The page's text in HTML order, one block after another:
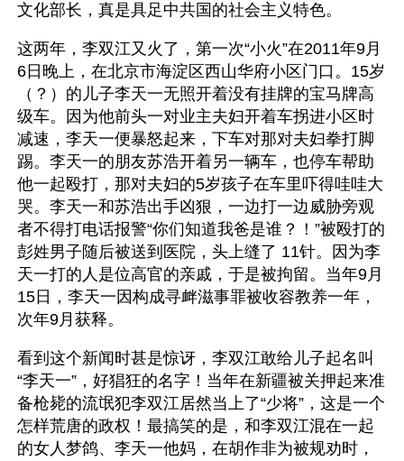
文化部长，真是具足中共国的社会主义特色。
这两年，李双江又火了，第一次“小火”在2011年9月
6日晚上，在北京市海淀区西山华府小区门口。15岁
（？）的儿子李天一无照开着没有挂牌的宝马牌高
级车。因为他前头一对业主夫妇开着车拐进小区时
减速，李天一便暴怒起来，下车对那对夫妇拳打脚
踢。李天一的朋友苏浩开着另一辆车，也停车帮助
他一起殴打，那对夫妇的5岁孩子在车里吓得哇哇大
哭。李天一和苏浩出手凶狠，一边打一边威胁旁观
者不得打电话报警“你们知道我爸是谁？！”被殴打的
彭姓男子随后被送到医院，头上缝了 11针。因为李
天一打的人是位高官的亲戚，于是被拘留。当年9月
15日，李天一因构成寻衅滋事罪被收容教养一年，
次年9月获释。
看到这个新闻时甚是惊讶，李双江敢给儿子起名叫
“李天一”，好猖狂的名字！当年在新疆被关押起来准
备枪毙的流氓犯李双江居然当上了“少将”，这是一个
怎样荒唐的政权！最搞笑的是，和李双江混在一起
的女人梦鸽、李天一他妈，在胡作非为被规劝时，